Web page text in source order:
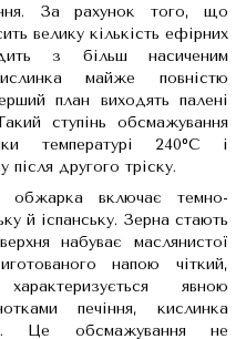
За рахунок того, що
велику кількість ефірних
з більш насиченим
майже повністю
план виходять палені
ступінь обсмажування
температурі 240⁰С і
після другого тріску.
обжарка включає темно-
й іспанську. Зерна стають
набуває маслянистої
напою чіткий,
явною
печіння, кислинка
Це обсмажування не